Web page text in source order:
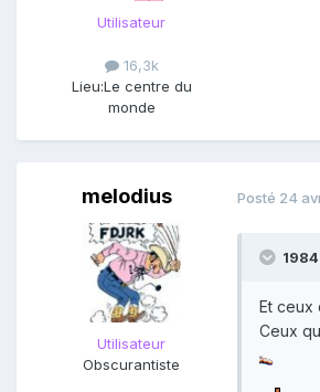
Utilisateur
16,3k
Lieu:Le centre du
monde
melodius
Utilisateur
Obscurantiste
Posté 24
Et ceux
Ceux